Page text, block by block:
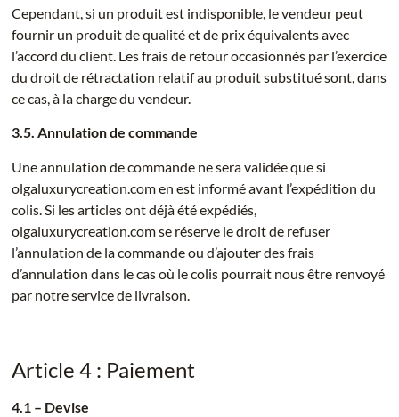
Cependant, si un produit est indisponible, le vendeur peut
fournir un produit de qualité et de prix équivalents avec
l’accord du client. Les frais de retour occasionnés par l’exercice
du droit de rétractation relatif au produit substitué sont, dans
ce cas, à la charge du vendeur.
3.5. Annulation de commande
Une annulation de commande ne sera validée que si
olgaluxurycreation.com en est informé avant l’expédition du
colis. Si les articles ont déjà été expédiés,
olgaluxurycreation.com se réserve le droit de refuser
l’annulation de la commande ou d’ajouter des frais
d’annulation dans le cas où le colis pourrait nous être renvoyé
par notre service de livraison.
Article 4 : Paiement
4.1 – Devise